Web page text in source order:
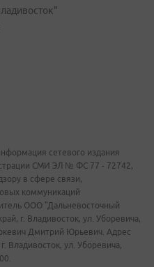
сетевого издания
СМИ ЭЛ № ФС 77 - 72742,
в сфере связи,
коммуникаций
ООО "Дальневосточный
г. Владивосток, ул. Уборевича,
Дмитрий Юрьевич. Адрес
Владивосток, ул. Уборевича,